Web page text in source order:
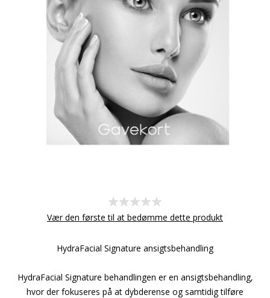
Vær den første til at bedømme dette produkt
HydraFacial Signature ansigtsbehandling
HydraFacial Signature behandlingen er en ansigtsbehandling,
hvor der fokuseres på at dybderense og samtidig tilføre